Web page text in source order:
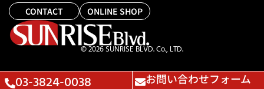
CONTACT ONLINE SHOP
© 2026 SUNRISE BLVD. Co., LTD.
03-3824-0038 お問い合わせフォーム